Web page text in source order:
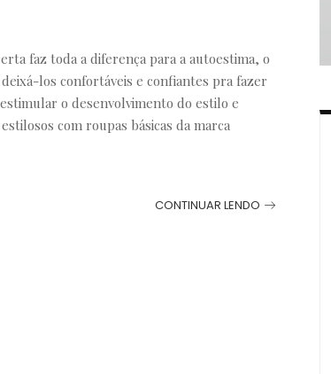
faz toda a diferença para a autoestima, o
los confortáveis e confiantes pra fazer
o desenvolvimento do estilo e
com roupas básicas da marca
CONTINUAR LENDO